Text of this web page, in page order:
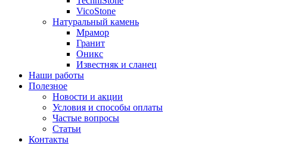
VicoStone
Натуральный камень
Мрамор
Гранит
Оникс
Известняк и сланец
Наши работы
Полезное
Новости и акции
Условия и способы оплаты
Частые вопросы
Статьи
Контакты